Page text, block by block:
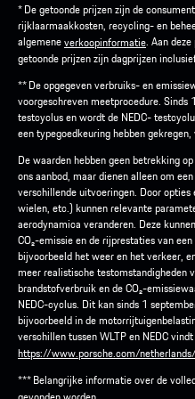
* De getoonde prijzen zijn de
rijklaarmaakkosten, recycling- en
algemeneverkoopinformatie. Aan
getoonde prijzen zijn dagprijzen
** De opgegeven verbruiks- en
voorgeschreven meetprocedure.
testcyclus en wordt de NEDC-
een typegoedkeuring hebben
De waarden hebben geen betrekking
ons aanbod, maar dienen alleen om
verschillende uitvoeringen. Door
wielen, etc.) kunnen relevante
aerodynamica veranderen. Deze
CO₂-emissie en de rijprestaties van
bijvoorbeeld het weer en het verkeer,
meer realistische testomstandigheden
brandstofverbruik en de CO₂-
NEDC-cyclus. Dit kan sinds 1
bijvoorbeeld in de
verschillen tussen WLTP en NEDC
https://www.porsche.com/
*** Belangrijke informatie over de